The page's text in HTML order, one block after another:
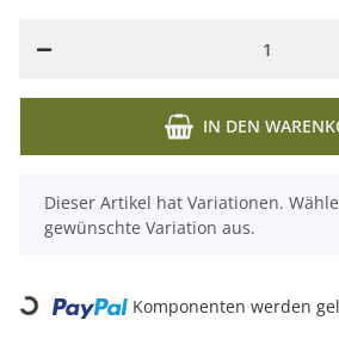
IN DEN
x
Dieser Artikel hat Variationen.
gewünschte Variation aus.
Loading... Komponenten werden